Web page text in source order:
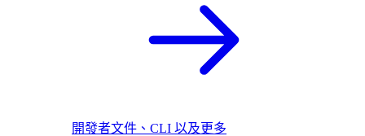
開發者文件、CLI 以及更多